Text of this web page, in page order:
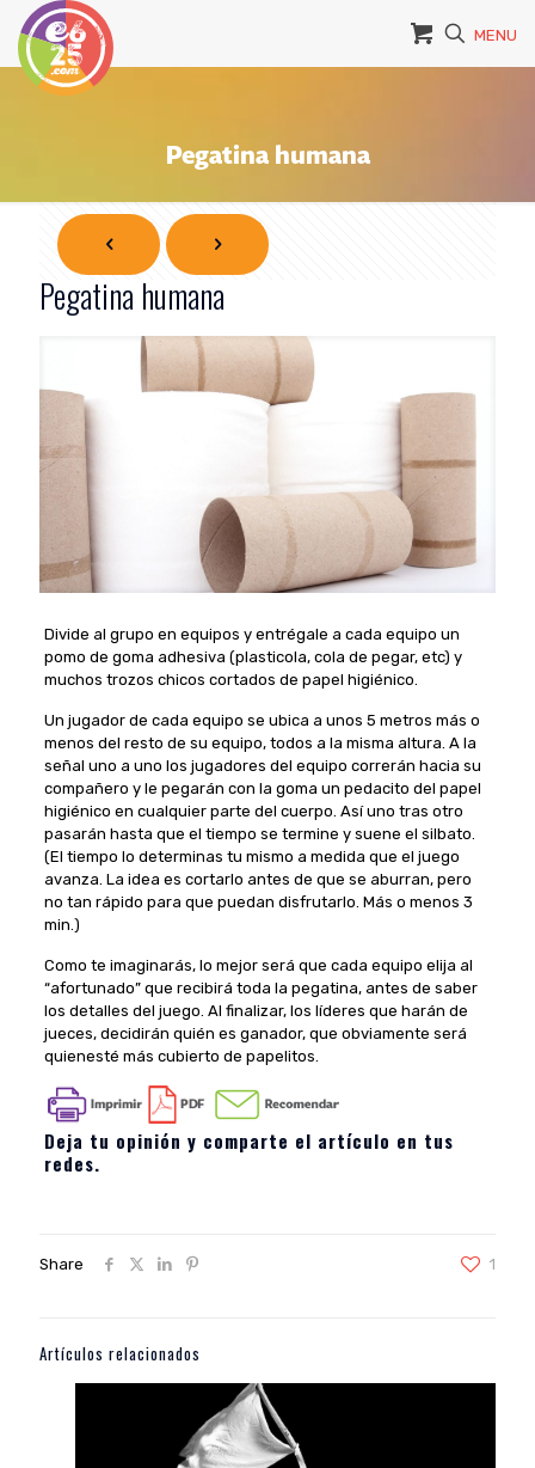
MENU
Pegatina humana
Pegatina humana
Divide al grupo en equipos y entrégale a cada equipo un
pomo de goma adhesiva (plasticola, cola de pegar, etc) y
muchos trozos chicos cortados de papel higiénico.
Un jugador de cada equipo se ubica a unos 5 metros más o
menos del resto de su equipo, todos a la misma altura. A la
señal uno a uno los jugadores del equipo correrán hacia su
compañero y le pegarán con la goma un pedacito del papel
higiénico en cualquier parte del cuerpo. Así uno tras otro
pasarán hasta que el tiempo se termine y suene el silbato.
(El tiempo lo determinas tu mismo a medida que el juego
avanza. La idea es cortarlo antes de que se aburran, pero
no tan rápido para que puedan disfrutarlo. Más o menos 3
min.)
Como te imaginarás, lo mejor será que cada equipo elija al
“afortunado” que recibirá toda la pegatina, antes de saber
los detalles del juego. Al finalizar, los líderes que harán de
jueces, decidirán quién es ganador, que obviamente será
quienesté más cubierto de papelitos.
Deja tu opinión y comparte el artículo en tus
redes.
Share 1
Artículos relacionados